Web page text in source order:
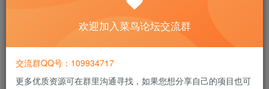
地址
欢迎加入菜鸟论坛交流群
交流群QQ号：109934717
更多优质资源可在群里沟通寻找，如果您想分享自己的项目也可